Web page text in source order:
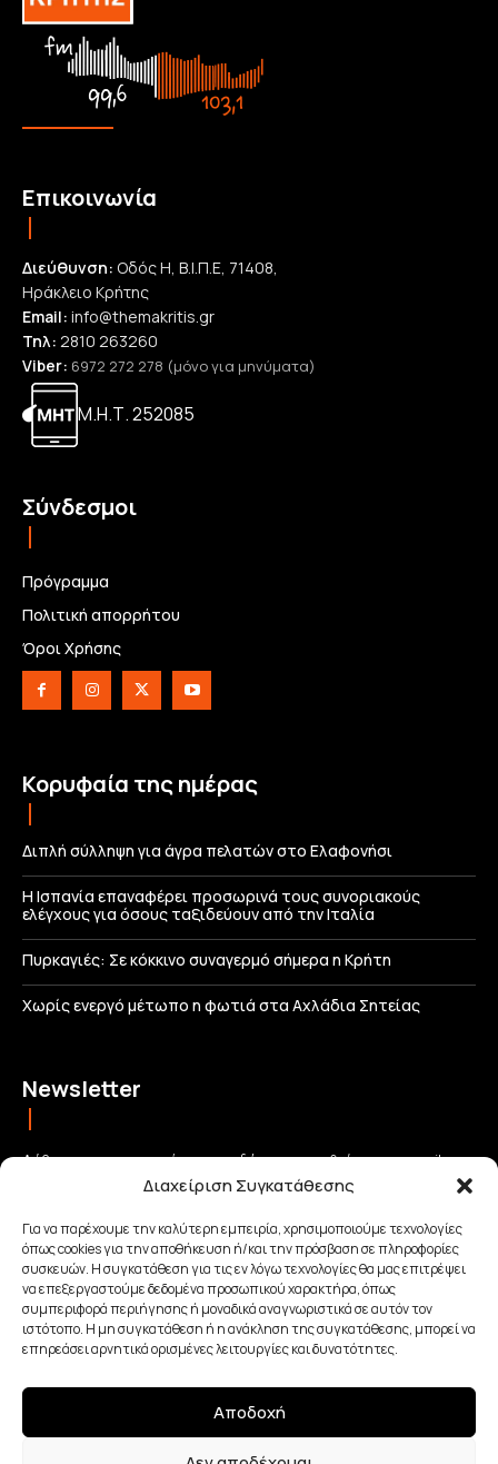
Διαχείριση Συγκατάθεσης
Για να παρέχουμε την καλύτερη εμπειρία, χρησιμοποιούμε τεχνολογίες
όπως cookies για την αποθήκευση ή/και την πρόσβαση σε πληροφορίες
συσκευών. Η συγκατάθεση για τις εν λόγω τεχνολογίες θα μας επιτρέψει
να επεξεργαστούμε δεδομένα προσωπικού χαρακτήρα, όπως
συμπεριφορά περιήγησης ή μοναδικά αναγνωριστικά σε αυτόν τον
ιστότοπο. Η μη συγκατάθεση ή η ανάκληση της συγκατάθεσης, μπορεί να
επηρεάσει αρνητικά ορισμένες λειτουργίες και δυνατότητες.
Αποδοχή
Επικοινωνία
Διεύθυνση: Οδός Η, Β.Ι.Π.Ε, 71408,
Ηράκλειο Κρήτης
Email: info@themakritis.gr
Τηλ: 2810 263260
Viber: 6972 272 278 (μόνο για μηνύματα)
Μ.Η.Τ. 252085
Σύνδεσμοι
Πρόγραμμα
Πολιτική απορρήτου
Όροι Χρήσης
Κορυφαία της ημέρας
Διπλή σύλληψη για άγρα πελατών στο Ελαφονήσι
Η Ισπανία επαναφέρει προσωρινά τους συνοριακούς
ελέγχους για όσους ταξιδεύουν από την Ιταλία
Πυρκαγιές: Σε κόκκινο συναγερμό σήμερα η Κρήτη
Χωρίς ενεργό μέτωπο η φωτιά στα Αχλάδια Σητείας
Newsletter
Λάβετε τις σημαντικότερες ειδήσεις απευθείας στο email σας
και μείνετε πάντα συνδεδεμένοι με την Κρήτη!
ΕΓΓΡΑΦΗ
Έχω διαβάσει και αποδέχομαι την Πολιτική απορρήτου.
Made with Love By